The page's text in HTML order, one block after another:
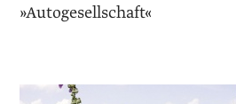
»Autogesellschaft«